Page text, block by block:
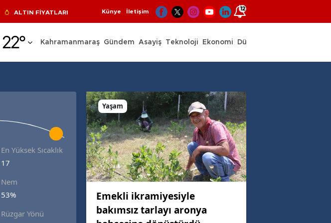
ALTIN FİYATLARI Künye İletişim 12
22° Kahramanmaraş Gündem Asayiş Teknoloji Ekonomi Dünya
En Yüksek Sıcaklık
17
Nem
53%
Rüzgar Yönü
Yaşam
Emekli ikramiyesiyle
bakımsız tarlayı aronya